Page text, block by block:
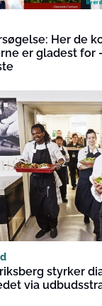
Her de
er gladest for
styrker
via